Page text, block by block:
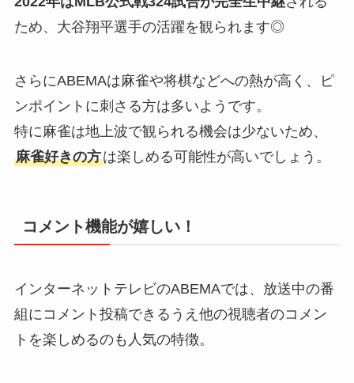
ため、大谷翔平選手の活躍を観られます◎
さらにABEMAは麻雀や将棋などへの熱が高く、ピ
ンポイントに刺さる方は多いようです。
特に麻雀は地上波で観られる機会は少ないため、
麻雀好きの方は楽しめる可能性が高いでしょう。
コメント機能が嬉しい！
インターネットテレビのABEMAでは、放送中の番
組にコメント投稿できるうえ他の視聴者のコメン
トを楽しめるのも人気の特徴。